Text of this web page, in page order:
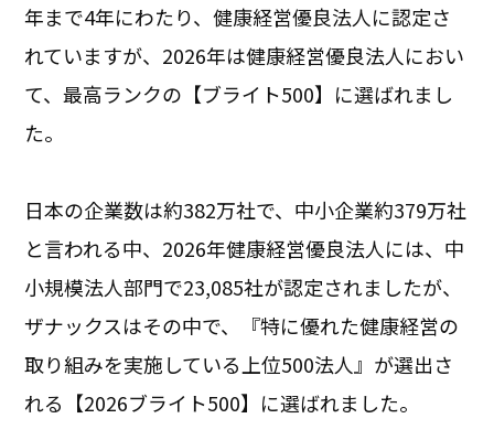
年まで4年にわたり、健康経営優良法人に認定さ
れていますが、2026年は健康経営優良法人におい
て、最高ランクの【ブライト500】に選ばれまし
た。
日本の企業数は約382万社で、中小企業約379万社
と言われる中、2026年健康経営優良法人には、中
小規模法人部門で23,085社が認定されましたが、
ザナックスはその中で、『特に優れた健康経営の
取り組みを実施している上位500法人』が選出さ
れる【2026ブライト500】に選ばれました。